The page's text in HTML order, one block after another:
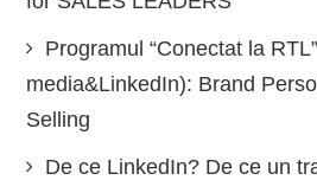
Programul “Conectat la
media&LinkedIn): Brand
Selling
De ce LinkedIn? De ce un